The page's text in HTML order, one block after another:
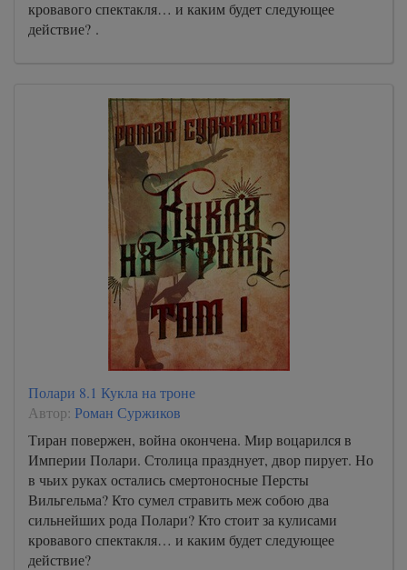
кровавого спектакля… и каким будет следующее
действие? .
Полари 8.1 Кукла на троне
Автор: Роман Суржиков
Тиран повержен, война окончена. Мир воцарился в
Империи Полари. Столица празднует, двор пирует. Но
в чьих руках остались смертоносные Персты
Вильгельма? Кто сумел стравить меж собою два
сильнейших рода Полари? Кто стоит за кулисами
кровавого спектакля… и каким будет следующее
действие?